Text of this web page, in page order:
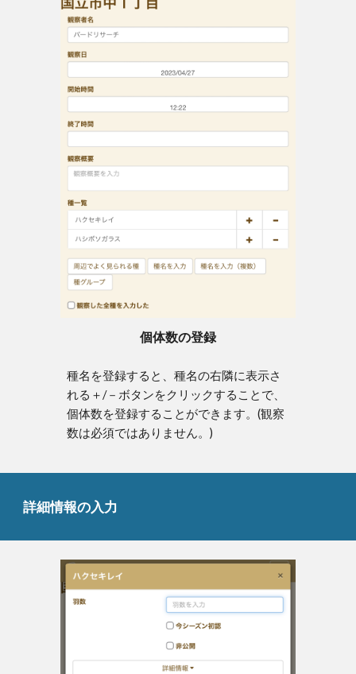
個体数の登録
種名を登録すると、種名の右隣に表示さ
れる＋/－ボタンをクリックすることで、
個体数を登録することができます。(観察
数は必須ではありません。)
詳細情報の入力